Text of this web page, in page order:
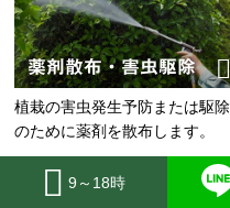
薬剤散布・害虫駆除
植栽の害虫発生予防または駆除
のために薬剤を散布します。
9～18時